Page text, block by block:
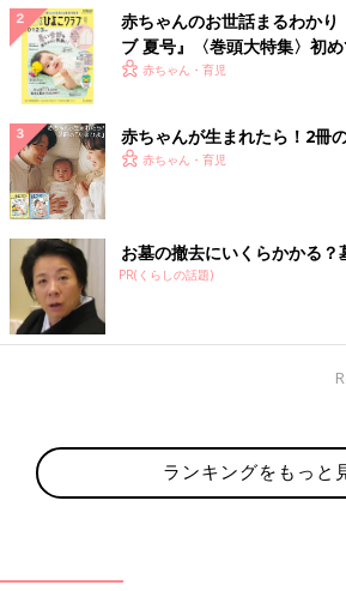
偏差値とは「偏差値＝（得点－平均点）÷
いう計算方法で出せるらしいが、つまりは
低い時に一人だけ高得点を取ると高い偏差
なる。平均点がめちゃくちゃ低い時という
ちゃくちゃ難しい時ということである。さ
テストの時に一人だけ高得点を取るにはど
うか。
次回……偏差値82をとるにはどうすればい
おたくマンガ家ママ
マデビュー。動じなさ
【マンガ】御手洗直
みが止まらない育児
限定公開「しつけっ
一大センセーションを巻
赤ちゃんのお世話まるわか
ブ 夏号』〈巻頭大特集〉初
く！ おっぱい・ミルクの基本
赤ちゃん・育児
赤ちゃんが生まれたら！2冊
赤ちゃん・育児
お墓の撤去にいくらかかる？
PR(くらしの話題)
ランキングをもっと